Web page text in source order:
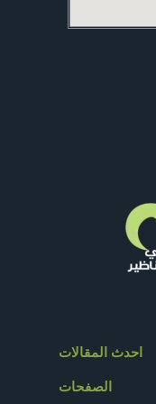
احدث المقالات
الصفحات